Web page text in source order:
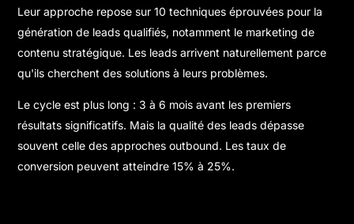
Leur approche repose sur10 techniques éprouvées pour la
génération de leads qualifiés, notamment le marketing de
contenu stratégique. Les leads arrivent naturellement parce
qu'ils cherchent des solutions à leurs problèmes.
Le cycle est plus long : 3 à 6 mois avant les premiers
résultats significatifs. Mais la qualité des leads dépasse
souvent celle des approches outbound. Les taux de
conversion peuvent atteindre 15% à 25%.